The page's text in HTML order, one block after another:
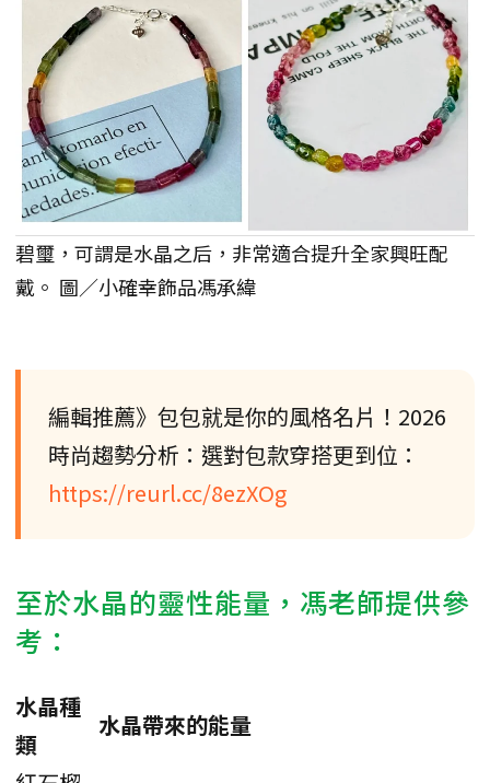
碧璽，可謂是水晶之后，非常適合提升全家興旺配
戴。 圖／小確幸飾品馮承緯
編輯推薦》包包就是你的風格名片！2026
時尚趨勢分析：選對包款穿搭更到位：
https://reurl.cc/8ezXOg
至於水晶的靈性能量，馮老師提供參
考：
水晶種
類
水晶帶來的能量